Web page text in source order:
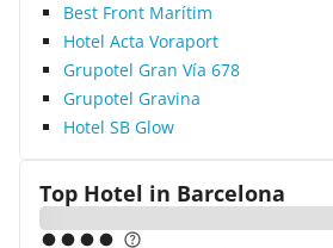
Best Front Marítim
Hotel Acta Voraport
Grupotel Gran Vía 678
Grupotel Gravina
Hotel SB Glow
Top Hotel in Barcelona